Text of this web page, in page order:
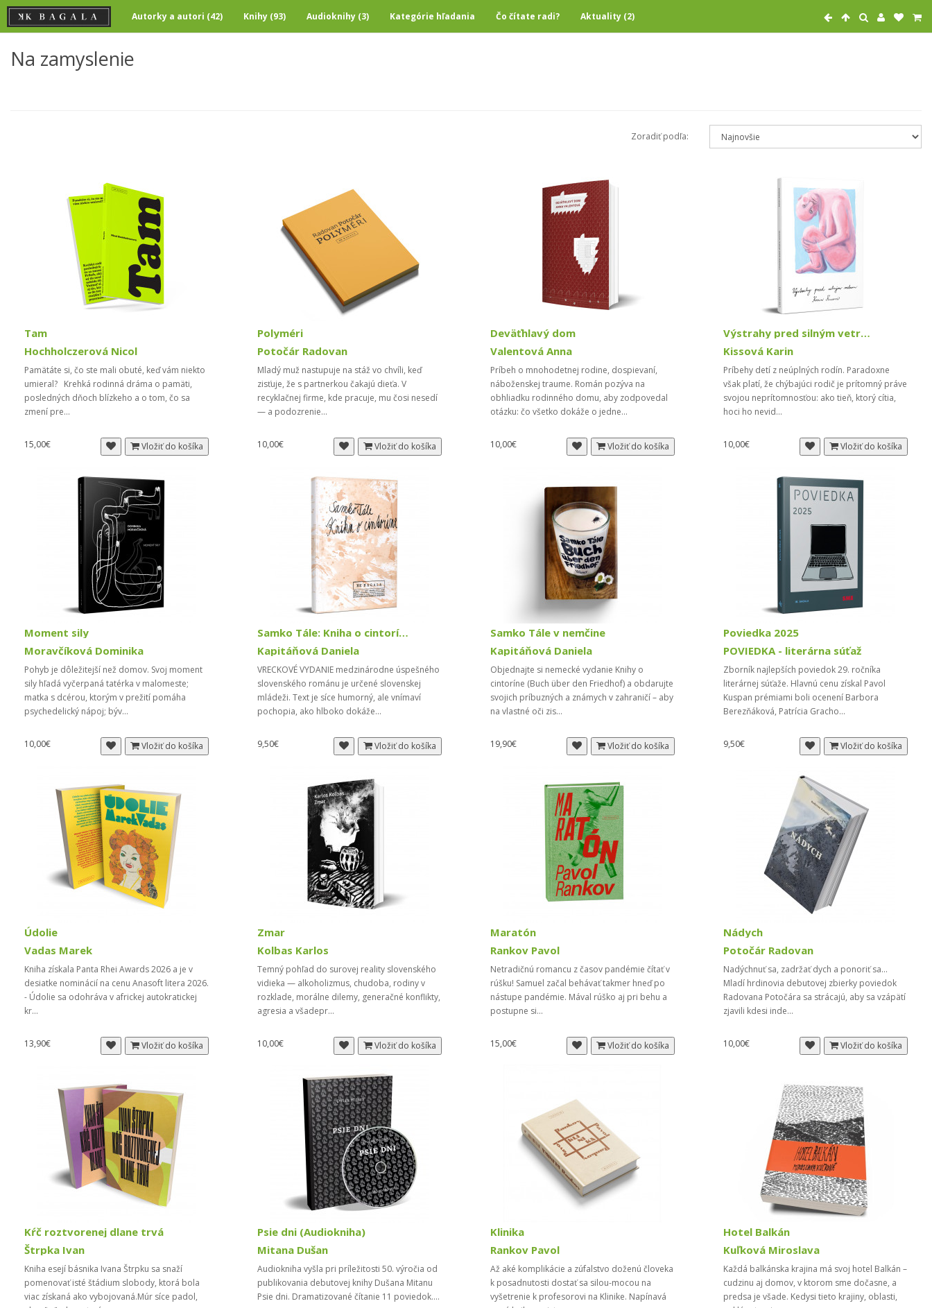
Autorky a autori (42) Knihy (93) Audioknihy (3) Kategórie hľadania Čo čítate radi? Aktuality (2)
Na zamyslenie
Zoradiť podľa:
Tam
Hochholczerová Nicol
Pamätáte si, čo ste mali obuté, keď vám niekto
umieral? Krehká rodinná dráma o pamäti,
posledných dňoch blízkeho a o tom, čo sa
zmení pre...
15,00€ Vložiť do košíka
Polyméri
Potočár Radovan
Mladý muž nastupuje na stáž vo chvíli, keď
zisťuje, že s partnerkou čakajú dieťa. V
recyklačnej firme, kde pracuje, mu čosi nesedí
— a podozrenie...
10,00€ Vložiť do košíka
Deväťhlavý dom
Valentová Anna
Príbeh o mnohodetnej rodine, dospievaní,
náboženskej traume. Román pozýva na
obhliadku rodinného domu, aby zodpovedal
otázku: čo všetko dokáže o jedne...
10,00€ Vložiť do košíka
Výstrahy pred silným vetrom
Kissová Karin
Príbehy detí z neúplných rodín. Paradoxne
však platí, že chýbajúci rodič je prítomný práve
svojou neprítomnosťou: ako tieň, ktorý cítia,
hoci ho nevid...
10,00€ Vložiť do košíka
Moment sily
Moravčíková Dominika
Pohyb je dôležitejší než domov. Svoj moment
sily hľadá vyčerpaná tatérka v malomeste;
matka s dcérou, ktorým v prežití pomáha
psychedelický nápoj; býv...
10,00€ Vložiť do košíka
Samko Tále: Kniha o cintoríne (vreckové vydanie)
Kapitáňová Daniela
VRECKOVÉ VYDANIE medzinárodne úspešného
slovenského románu je určené slovenskej
mládeži. Text je síce humorný, ale vnímaví
pochopia, ako hlboko dokáže...
9,50€ Vložiť do košíka
Samko Tále v nemčine
Kapitáňová Daniela
Objednajte si nemecké vydanie Knihy o
cintoríne (Buch über den Friedhof) a obdarujte
svojich príbuzných a známych v zahraničí – aby
na vlastné oči zis...
19,90€ Vložiť do košíka
Poviedka 2025
POVIEDKA - literárna súťaž
Zborník najlepších poviedok 29. ročníka
literárnej súťaže. Hlavnú cenu získal Pavol
Kuspan prémiami boli ocenení Barbora
Berezňáková, Patrícia Gracho...
9,50€ Vložiť do košíka
Údolie
Vadas Marek
Kniha získala Panta Rhei Awards 2026 a je v
desiatke nominácií na cenu Anasoft litera 2026.
- Údolie sa odohráva v africkej autokratickej
kr...
13,90€ Vložiť do košíka
Zmar
Kolbas Karlos
Temný pohľad do surovej reality slovenského
vidieka — alkoholizmus, chudoba, rodiny v
rozklade, morálne dilemy, generačné konflikty,
agresia a všadepr...
10,00€ Vložiť do košíka
Maratón
Rankov Pavol
Netradičnú romancu z časov pandémie čítať v
rúšku! Samuel začal behávať takmer hneď po
nástupe pandémie. Mával rúško aj pri behu a
postupne si...
15,00€ Vložiť do košíka
Nádych
Potočár Radovan
Nadýchnuť sa, zadržať dych a ponoriť sa...
Mladí hrdinovia debutovej zbierky poviedok
Radovana Potočára sa strácajú, aby sa vzápätí
zjavili kdesi inde...
10,00€ Vložiť do košíka
Kŕč roztvorenej dlane trvá
Štrpka Ivan
Kniha esejí básnika Ivana Štrpku sa snaží
pomenovať isté štádium slobody, ktorá bola
viac získaná ako vybojovaná.Múr síce padol,
Psie dni (Audiokniha)
Mitana Dušan
Audiokniha vyšla pri príležitosti 50. výročia od
publikovania debutovej knihy Dušana Mitanu
Psie dni. Dramatizované čítanie 11 poviedok....
Klinika
Rankov Pavol
Až aké komplikácie a zúfalstvo doženú človeka
k posadnutosti dostať sa silou-mocou na
vyšetrenie k profesorovi na Klinike. Napínavá
Hotel Balkán
Kuľková Miroslava
Každá balkánska krajina má svoj hotel Balkán –
cudzinu aj domov, v ktorom sme dočasne, a
predsa je všade. Kedysi tieto krajiny, oblasti,